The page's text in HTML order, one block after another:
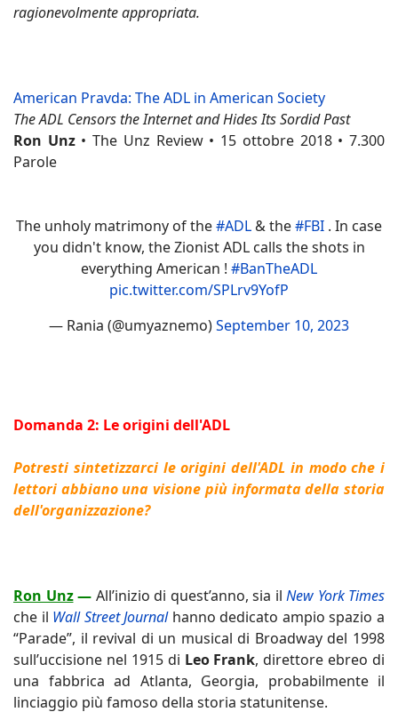
ragionevolmente appropriata.
American Pravda: The ADL in American Society
The ADL Censors the Internet and Hides Its Sordid Past
Ron Unz • The Unz Review • 15 ottobre 2018 • 7.300
Parole
The unholy matrimony of the#ADL & the#FBI . In case
you didn't know, the Zionist ADL calls the shots in
everything American ! #BanTheADL
pic.twitter.com/SPLrv9YofP
— Rania (@umyaznemo)September 10, 2023
Domanda 2: Le origini dell'ADL
Potresti sintetizzarci le origini dell'ADL in modo che i
lettori abbiano una visione più informata della storia
dell'organizzazione?
Ron Unz— All’inizio di quest’anno, sia il New York Times
che il Wall Street Journalhanno dedicato ampio spazio a
“Parade”, il revival di un musical di Broadway del 1998
sull’uccisione nel 1915 di Leo Frank, direttore ebreo di
una fabbrica ad Atlanta, Georgia, probabilmente il
linciaggio più famoso della storia statunitense.